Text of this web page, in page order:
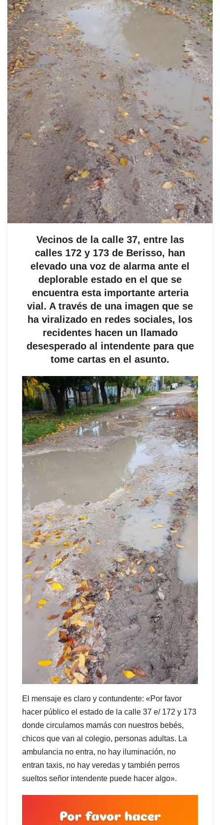
Vecinos de la calle 37, entre las
calles 172 y 173 de Berisso, han
elevado una voz de alarma ante el
deplorable estado en el que se
encuentra esta importante arteria
vial. A través de una imagen que se
ha viralizado en redes sociales, los
recidentes hacen un llamado
desesperado al intendente para que
tome cartas en el asunto.
El mensaje es claro y contundente: «Por favor
hacer público el estado de la calle 37 e/ 172 y 173
donde circulamos mamás con nuestros bebés,
chicos que van al colegio, personas adultas. La
ambulancia no entra, no hay iluminación, no
entran taxis, no hay veredas y también perros
sueltos señor intendente puede hacer algo».